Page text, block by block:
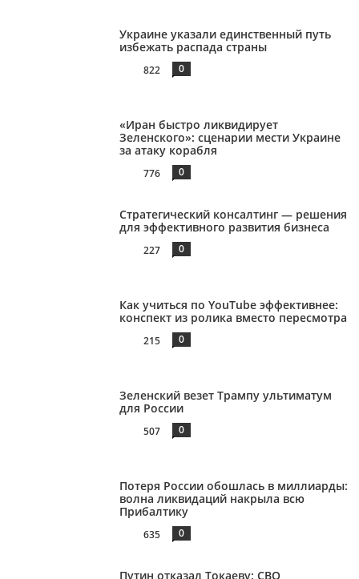
Украине указали единственный путь
избежать распада страны
822 0
«Иран быстро ликвидирует
Зеленского»: сценарии мести Украине
за атаку корабля
776 0
Стратегический консалтинг — решения
для эффективного развития бизнеса
227 0
Как учиться по YouTube эффективнее:
конспект из ролика вместо пересмотра
215 0
Зеленский везет Трампу ультиматум
для России
507 0
Потеря России обошлась в миллиарды:
волна ликвидаций накрыла всю
Прибалтику
635 0
Путин отказал Токаеву: СВО